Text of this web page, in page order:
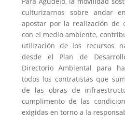
culturizarnos sobre andar
apostar por la realización de
con el medio ambiente,
utilización de los recursos
desde el Plan de
Directorio Ambiental para
todos los contratistas que
de las obras de
cumplimento de las
exigidas en torno a la